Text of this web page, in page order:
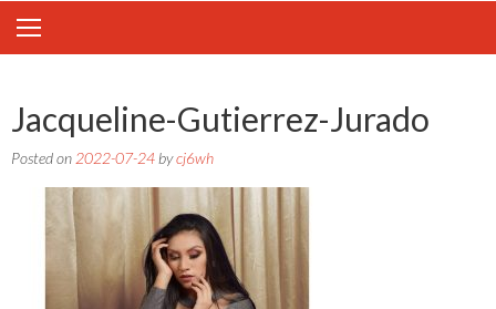
Jacqueline-Gutierrez-Jurado
Posted on 2022-07-24 bycj6wh